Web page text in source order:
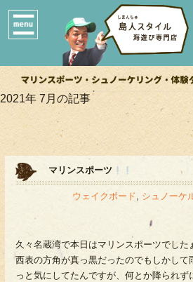
2021年 7月の記事
マリンスポーツ
ウェイクボード, シュノーケ
久々名蔵湾で本日はマリンスポーツでした
西表の方角が真っ黒だったのでもしかし
っと気にしてたんですが、何とか降られず